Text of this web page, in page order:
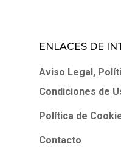
ENLACES DE
Aviso Legal,
Condiciones de
Política de
Contacto